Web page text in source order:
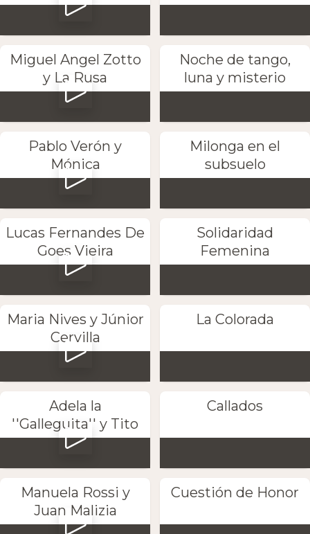
Miguel Angel Zotto
y La Rusa
Noche de tango,
luna y misterio
Pablo Verón y
Mónica
Milonga en el
subsuelo
Lucas Fernandes De
Goes Vieira
Solidaridad
Femenina
Maria Nives y Júnior
Cervilla
La Colorada
Adela la
''Galleguita'' y Tito
Callados
Manuela Rossi y
Juan Malizia
Cuestión de Honor